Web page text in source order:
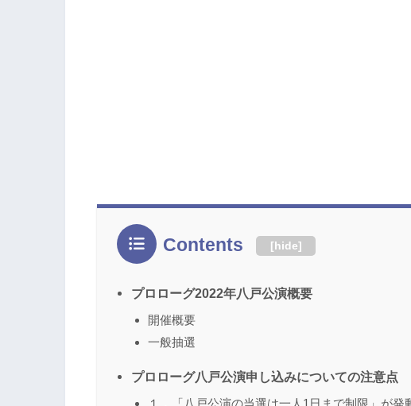
Contents [hide]
プロローグ2022年八戸公演概要
開催概要
一般抽選
プロローグ八戸公演申し込みについての注意点
１．「八戸公演の当選は一人1日まで制限」が発